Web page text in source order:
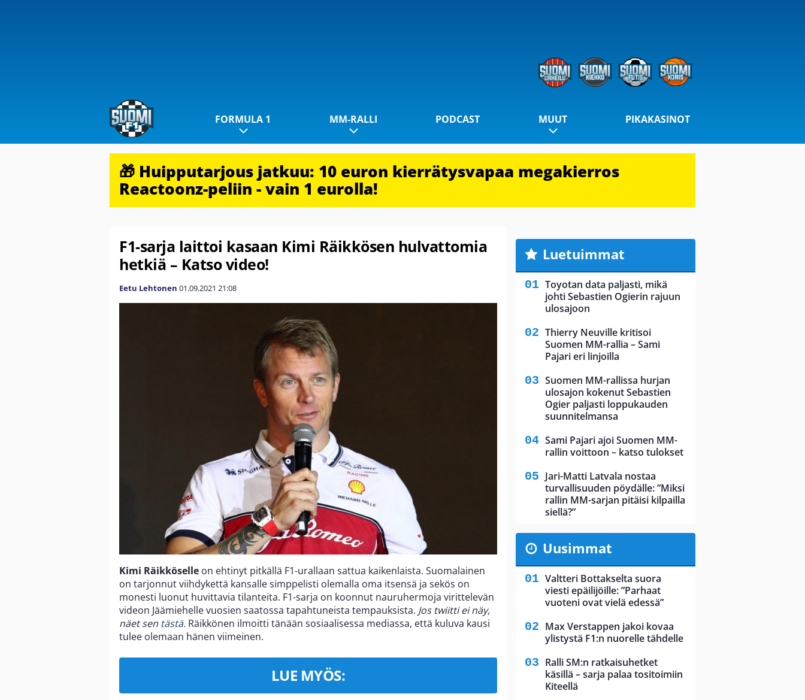
FORMULA 1 MM-RALLI PODCAST MUUT PIKAKASINOT
🎁 Huipputarjous jatkuu: 10 euron kierrätysvapaa megakierros
Reactoonz-peliin - vain 1 eurolla!
F1-sarja laittoi kasaan Kimi Räikkösen hulvattomia
hetkiä – Katso video!
Eetu Lehtonen 01.09.2021 21:08
Kimi Räikköselle on ehtinyt pitkällä F1-urallaan sattua kaikenlaista. Suomalainen
on tarjonnut viihdykettä kansalle simppelisti olemalla oma itsensä ja sekös on
monesti luonut huvittavia tilanteita. F1-sarja on koonnut nauruhermoja virittelevän
videon Jäämiehelle vuosien saatossa tapahtuneista tempauksista. Jos twiitti ei näy,
näet sen tästä. Räikkönen ilmoitti tänään sosiaalisessa mediassa, että kuluva kausi
tulee olemaan hänen viimeinen.
LUE MYÖS:
Luetuimmat
Toyotan data paljasti, mikä
johti Sebastien Ogierin rajuun
ulosajoon
Thierry Neuville kritisoi
Suomen MM-rallia – Sami
Pajari eri linjoilla
Suomen MM-rallissa hurjan
ulosajon kokenut Sebastien
Ogier paljasti loppukauden
suunnitelmansa
Sami Pajari ajoi Suomen MM-
rallin voittoon – katso tulokset
Jari-Matti Latvala nostaa
turvallisuuden pöydälle: ”Miksi
rallin MM-sarjan pitäisi kilpailla
siellä?”
Uusimmat
Valtteri Bottakselta suora
viesti epäilijöille: ”Parhaat
vuoteni ovat vielä edessä”
Max Verstappen jakoi kovaa
ylistystä F1:n nuorelle tähdelle
Ralli SM:n ratkaisuhetket
käsillä – sarja palaa tositoimiin
Kiteellä